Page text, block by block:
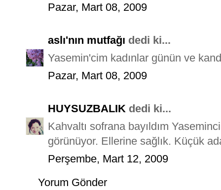
Pazar, Mart 08, 2009
aslı'nın mutfağı dedi ki...
Yasemin'cim kadınlar günün ve
Pazar, Mart 08, 2009
HUYSUZBALIK dedi ki...
Kahvaltı sofrana bayıldım
görünüyor. Ellerine sağlık. Küçük
Perşembe, Mart 12, 2009
Yorum Gönder